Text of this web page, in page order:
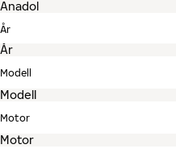
År
Modell
Motor